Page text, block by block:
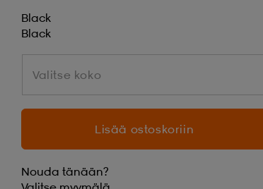
Black
Black
Valitse koko
Valitse koko
Lisää ostoskoriin
Nouda tänään?